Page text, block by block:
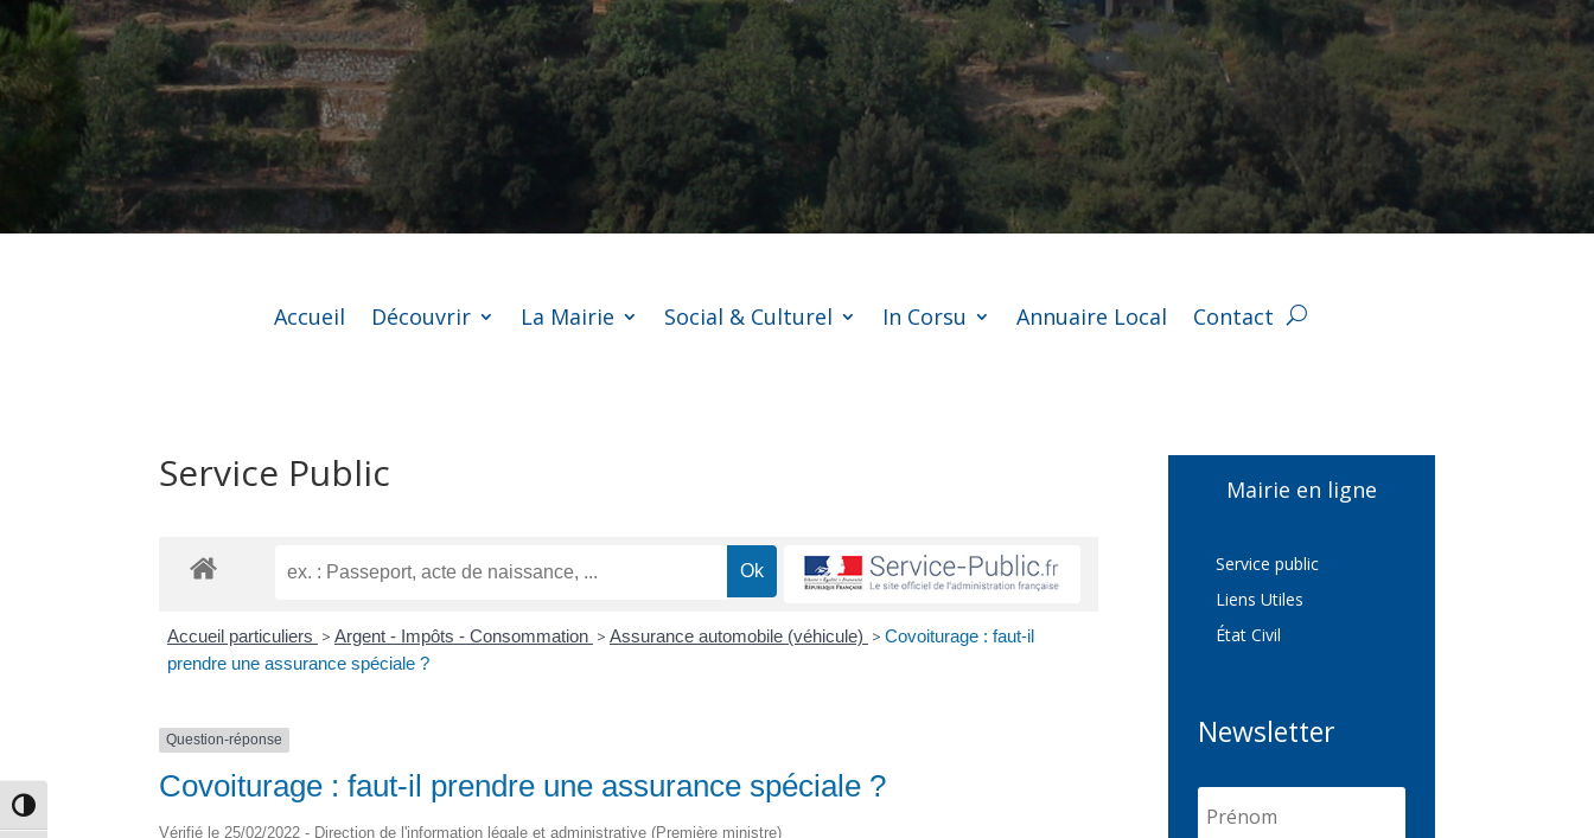
Passer en contraste élevé
Accueil Découvrir La Mairie Social & Culturel In Corsu Annuaire Local Contact
Service Public
Accueil particuliers > Argent - Impôts - Consommation > Assurance automobile (véhicule) > Covoiturage : faut-il
prendre une assurance spéciale ?
Question-réponse
Covoiturage : faut-il prendre une assurance spéciale ?
Vérifié le 25/02/2022 - Direction de l'information légale et administrative (Première ministre)
Mairie en ligne
Service public
Liens Utiles
État Civil
Newsletter